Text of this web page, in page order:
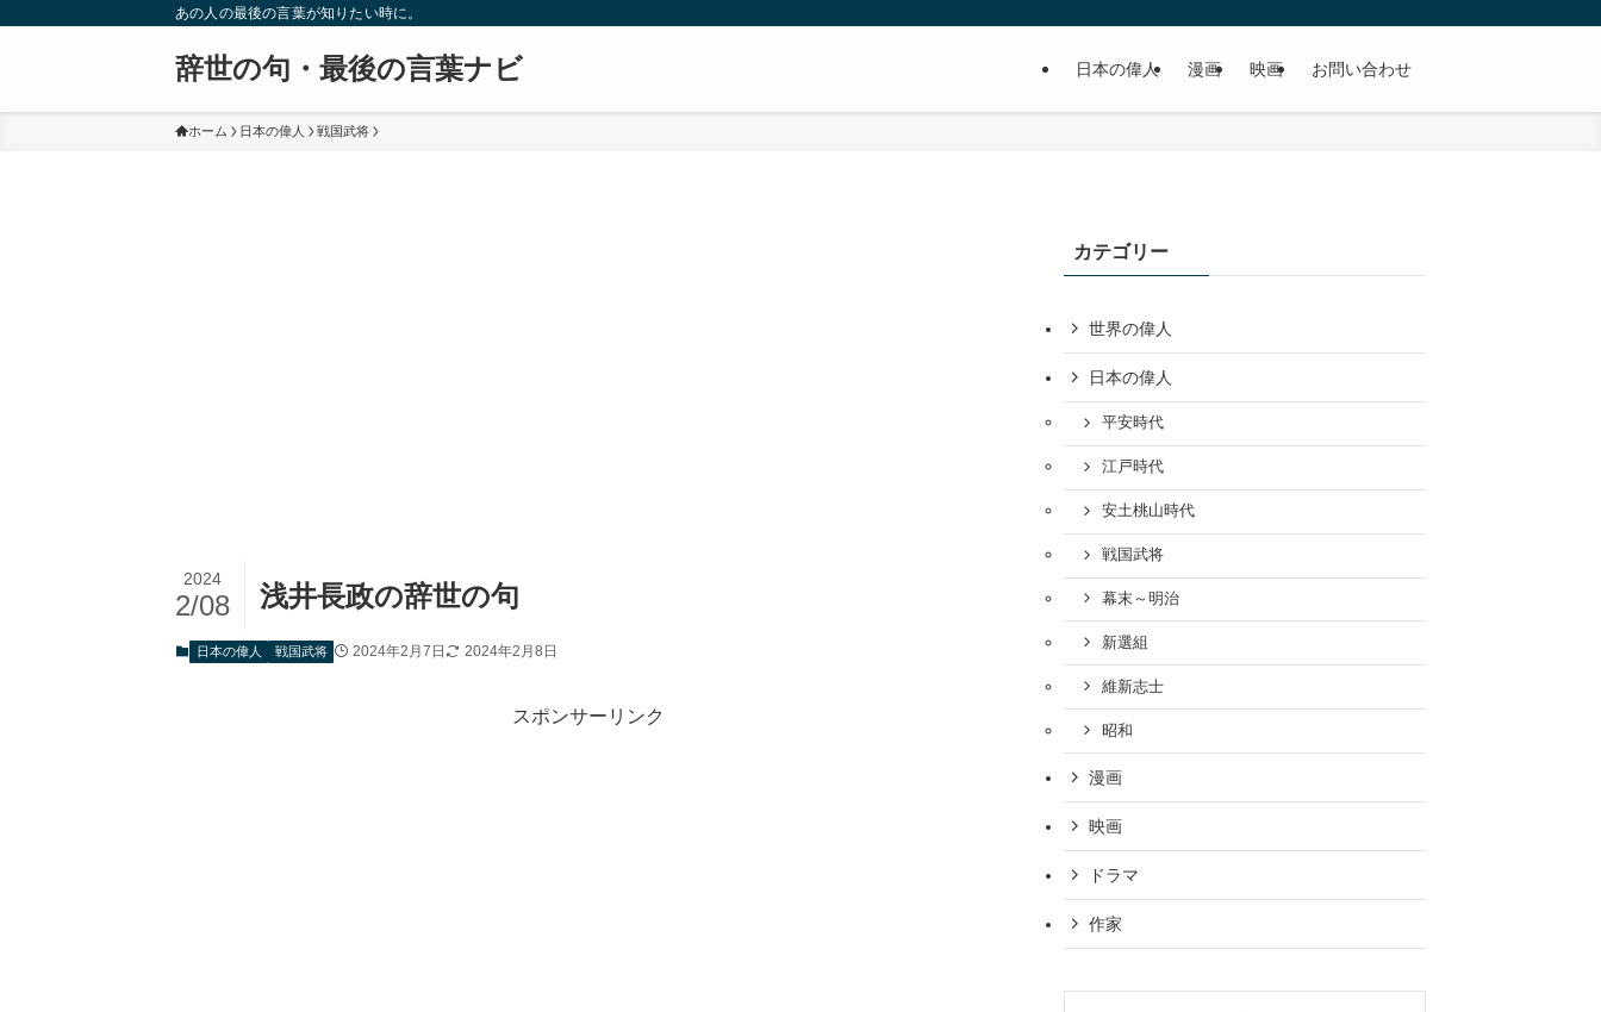
あの人の最後の言葉が知りたい時に。
辞世の句・最後の言葉ナビ 日本の偉人 漫画 映画 お問い合わせ
ホーム 日本の偉人 戦国武将
浅井長政の辞世の句
2024
2/08
日本の偉人 戦国武将 2024年2月7日 2024年2月8日
スポンサーリンク
カテゴリー
世界の偉人
日本の偉人
平安時代
江戸時代
安土桃山時代
戦国武将
幕末～明治
新選組
維新志士
昭和
漫画
映画
ドラマ
作家